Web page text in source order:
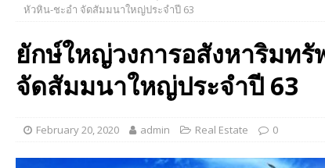
ผ่ว แต่บ้านใหญ่ผนึกกำลัง สกัด!! เจาะสนามเจดีย์ใหญ่: เมื่อคะแนนนิยม ‘ส้ม’ พุ่งช
NEWS
ว BREEZE ปักธงผู้นำ EV สองล้อที่เข้าใจผู้ใช้ไทยมากที่สุด
าร ต้นแบบนวัตกรรมอาหารสุขภาพ “GIN-D” EVENT SOCIAL LIFE
หัวหิน-ชะอำ จัดสัมมนาใหญ่ประจำปี 63
ยักษ์ใหญ่วงการอสังหาริมท
จัดสัมมนาใหญ่ประจำปี 63
February 20, 2020 admin Real Estate 0